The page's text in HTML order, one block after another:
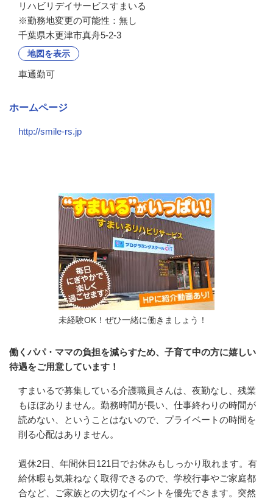
リハビリデイサービスすまいる
※勤務地変更の可能性：無し
千葉県木更津市真舟5-2-3
地図を表示
車通勤可
ホームページ
http://smile-rs.jp
未経験OK！ぜひ一緒に働きましょう！
働くパパ・ママの負担を減らすため、子育て中の方に嬉しい
待遇をご用意しています！
すまいるで募集している介護職員さんは、夜勤なし、残業
もほぼありません。勤務時間が長い、仕事終わりの時間が
読めない、ということはないので、プライベートの時間を
削る心配はありません。
週休2日、年間休日121日でお休みもしっかり取れます。有
給休暇も気兼ねなく取得できるので、学校行事やご家庭都
合など、ご家族との大切なイベントを優先できます。突然